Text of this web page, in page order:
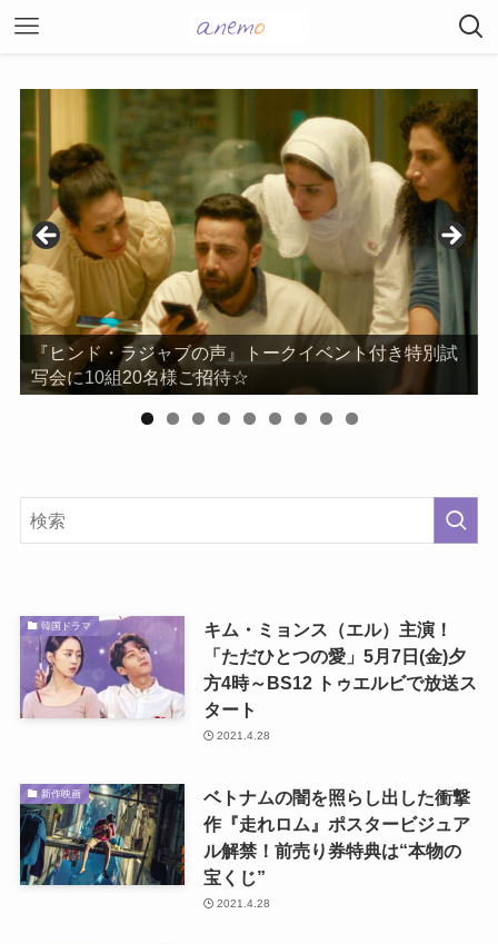
『ヒンド・ラジャブの声』トークイベント付き特別試
写会に10組20名様ご招待☆
韓国ドラマ
キム・ミョンス（エル）主演！
「ただひとつの愛」5月7日(金)夕
方4時～BS12 トゥエルビで放送ス
タート
2021.4.28
新作映画
ベトナムの闇を照らし出した衝撃
作『走れロム』ポスタービジュア
ル解禁！前売り券特典は“本物の
宝くじ”
2021.4.28